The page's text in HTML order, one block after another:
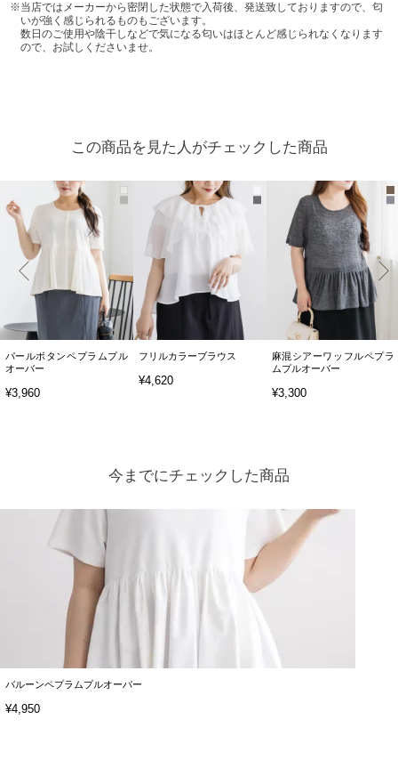
当店ではメーカーから密閉した状態で入荷後、発送致しておりますので、匂
いが強く感じられるものもございます。
数日のご使用や陰干しなどで気になる匂いはほとんど感じられなくなります
ので、お試しくださいませ。
この商品を見た人がチェックした商品
パールボタンペプラムプル
オーバー
¥3,960
フリルカラーブラウス
¥4,620
麻混シアーワッフルペプラ
ムプルオーバー
¥3,300
今までにチェックした商品
バルーンペプラムプルオーバー
¥4,950